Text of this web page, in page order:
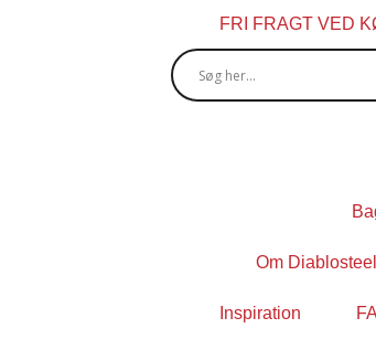
FRI FRAGT VED
Om Diablosteel
Inspiration